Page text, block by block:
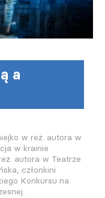
a
w reż. autora w
w krainie
autora w Teatrze
członkini
Konkursu na